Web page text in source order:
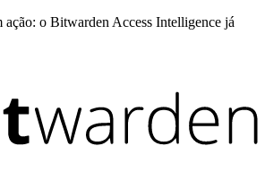
ação: o Bitwarden Access Intelligence já